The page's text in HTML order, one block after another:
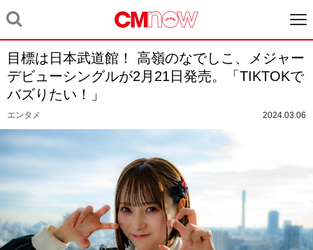
目標は日本武道館！ 高嶺のなでしこ、メジャー
デビューシングルが2月21日発売。「TIKTOKで
バズりたい！」
エンタメ 2024.03.06